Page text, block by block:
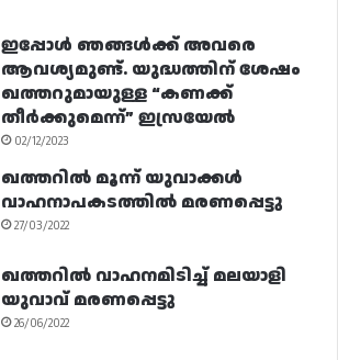
ഇപ്പോൾ ഞങ്ങൾക്ക് അവരെ
ആവശ്യമുണ്ട്. യുദ്ധത്തിന് ശേഷം
ഖത്തറുമായുള്ള “കണക്ക്
തീർക്കുമെന്ന്” ഇസ്രയേൽ
02/12/2023
ഖത്തറിൽ മൂന്ന് യുവാക്കൾ
വാഹനാപകടത്തിൽ മരണപ്പെട്ടു
27/03/2022
ഖത്തറിൽ വാഹനമിടിച്ച് മലയാളി
യുവാവ് മരണപ്പെട്ടു
26/06/2022